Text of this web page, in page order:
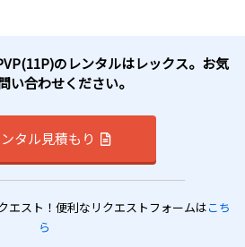
のレンタルはレックス。お気
い合わせください。
タル見積もり
エスト！便利なリクエストフォームはこち
ら